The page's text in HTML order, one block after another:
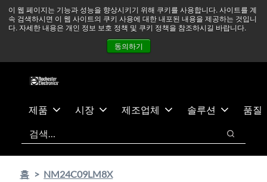
이 웹 페이지는 기능과 성능을 향상시키기 위해 쿠키를 사용합니다. 사이트를 계
속 검색하시면 이 웹 사이트의 쿠키 사용에 대한 내포된 내용을 제공하는 것입니
다. 자세한 내용은 개인 정보 보호 정책 및 쿠키 정책을 참조하시길 바랍니다.
동의하기
츠
건
중동 지역 상황을 지속적으로 주시하고 있으며, 모든 서비스는
정상적으로 운영되고 있습니다. 더 읽어보기 →
뉴스
문의하기
제품 시장 제조업체 솔루션
품질
검색
검색
홈 NM24C09LM8X